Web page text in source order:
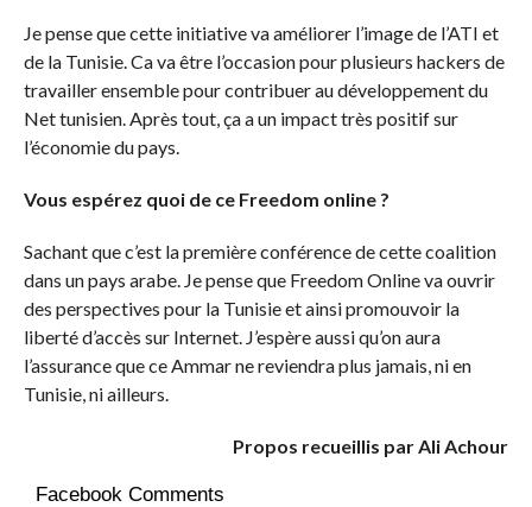
Je pense que cette initiative va améliorer l’image de l’ATI et
de la Tunisie. Ca va être l’occasion pour plusieurs hackers de
travailler ensemble pour contribuer au développement du
Net tunisien. Après tout, ça a un impact très positif sur
l’économie du pays.
Vous espérez quoi de ce Freedom online ?
Sachant que c’est la première conférence de cette coalition
dans un pays arabe. Je pense que Freedom Online va ouvrir
des perspectives pour la Tunisie et ainsi promouvoir la
liberté d’accès sur Internet. J’espère aussi qu’on aura
l’assurance que ce Ammar ne reviendra plus jamais, ni en
Tunisie, ni ailleurs.
Propos recueillis par Ali Achour
Facebook Comments